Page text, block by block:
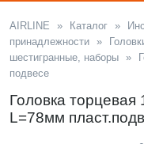
AIRLINE » Каталог »
принадлежности »
шестигранные, наборы »
подвесе
Головка
L=78мм